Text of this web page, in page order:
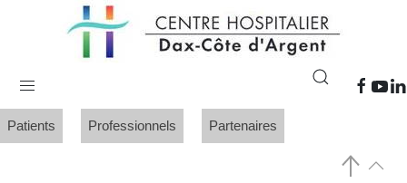
Patients Professionnels Partenaires